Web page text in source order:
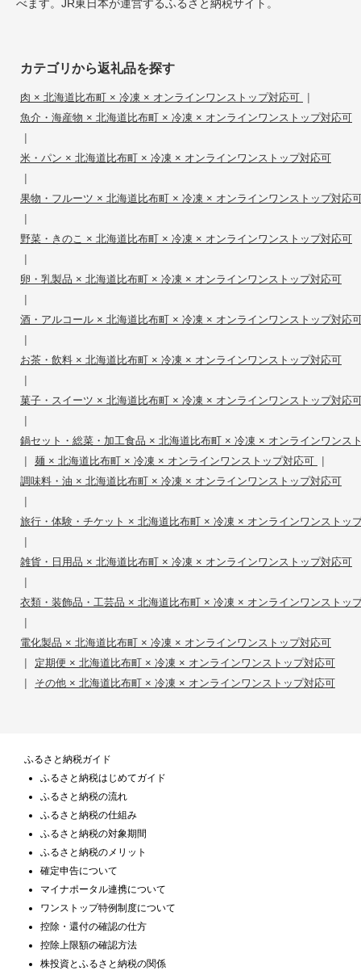
べます。JR東日本が運営するふるさと納税サイト。
カテゴリから返礼品を探す
肉 × 北海道比布町 × 冷凍 × オンラインワンストップ対応可 |
魚介・海産物 × 北海道比布町 × 冷凍 × オンラインワンストップ対応可
|
米・パン × 北海道比布町 × 冷凍 × オンラインワンストップ対応可
|
果物・フルーツ × 北海道比布町 × 冷凍 × オンラインワンストップ対応
|
野菜・きのこ × 北海道比布町 × 冷凍 × オンラインワンストップ対応可
|
卵・乳製品 × 北海道比布町 × 冷凍 × オンラインワンストップ対応可
|
酒・アルコール × 北海道比布町 × 冷凍 × オンラインワンストップ対応
|
お茶・飲料 × 北海道比布町 × 冷凍 × オンラインワンストップ対応可
|
菓子・スイーツ × 北海道比布町 × 冷凍 × オンラインワンストップ対応
|
鍋セット・総菜・加工食品 × 北海道比布町 × 冷凍 × オンラインワンス
| 麺 × 北海道比布町 × 冷凍 × オンラインワンストップ対応可 |
調味料・油 × 北海道比布町 × 冷凍 × オンラインワンストップ対応可
|
旅行・体験・チケット × 北海道比布町 × 冷凍 × オンラインワンストッ
|
雑貨・日用品 × 北海道比布町 × 冷凍 × オンラインワンストップ対応可
|
衣類・装飾品・工芸品 × 北海道比布町 × 冷凍 × オンラインワンストッ
|
電化製品 × 北海道比布町 × 冷凍 × オンラインワンストップ対応可
| 定期便 × 北海道比布町 × 冷凍 × オンラインワンストップ対応可
| その他 × 北海道比布町 × 冷凍 × オンラインワンストップ対応可
ふるさと納税ガイド
ふるさと納税はじめてガイド
ふるさと納税の流れ
ふるさと納税の仕組み
ふるさと納税の対象期間
ふるさと納税のメリット
確定申告について
マイナポータル連携について
ワンストップ特例制度について
控除・還付の確認の仕方
控除上限額の確認方法
株投資とふるさと納税の関係